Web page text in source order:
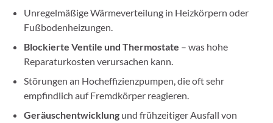
Unregelmäßige Wärmeverteilung in Heizkörpern oder
Fußbodenheizungen.
Blockierte Ventile und Thermostate – was hohe
Reparaturkosten verursachen kann.
Störungen an Hocheffizienzpumpen, die oft sehr
empfindlich auf Fremdkörper reagieren.
Geräuschentwicklung und frühzeitiger Ausfall von